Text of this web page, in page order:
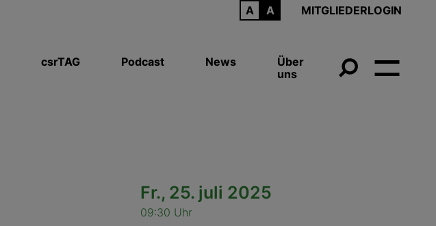
MITGLIEDERLOGIN
csrTAG Podcast News
Über
uns
Fr., 25. juli 2025
09:30 Uhr